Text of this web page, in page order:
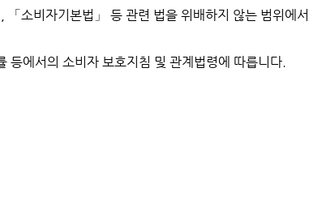
소비자기본법」 등 관련 법을 위배하지 않는 범위에서
에서의 소비자 보호지침 및 관계법령에 따릅니다.